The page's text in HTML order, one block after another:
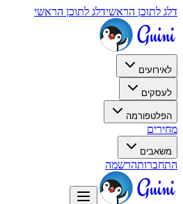
דלג לתוכן הראשידלג לתוכן הראשי
לאירועים
לעסקים
הפלטפורמה
מחירים
משאבים
התחברותהרשמה